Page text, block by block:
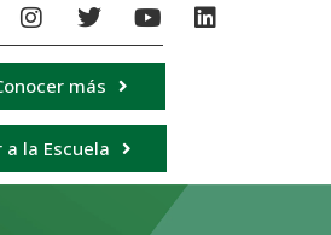
más
a la Escuela